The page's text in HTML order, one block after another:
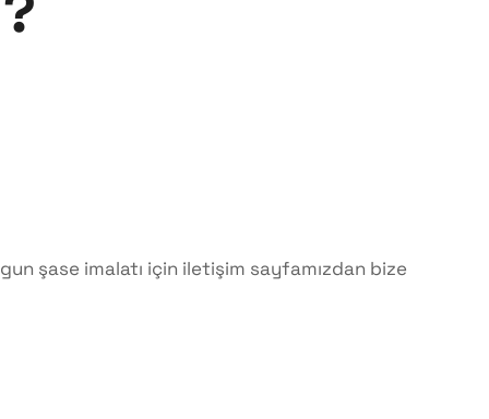
şase imalatı için iletişim sayfamızdan bize